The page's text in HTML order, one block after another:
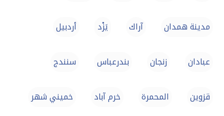
مدينة همدان آراك يَزْد أردبيل
عبادان زنجان بندرعباس سنندج
قزوين المحمرة خرم آباد خميني شهر